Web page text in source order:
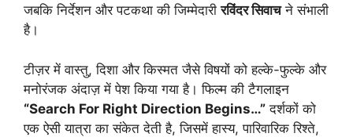
जबकि निर्देशन और पटकथा की जिम्मेदारीरविंदर सिवाचने संभाली
है।
टीज़र में वास्तु, दिशा और किस्मत जैसे विषयों को हल्के-फुल्के और
मनोरंजक अंदाज़ में पेश किया गया है। फिल्म की टैगलाइन
“Search For Right Direction Begins…” दर्शकों को
एक ऐसी यात्रा का संकेत देती है, जिसमें हास्य, पारिवारिक रिश्ते,